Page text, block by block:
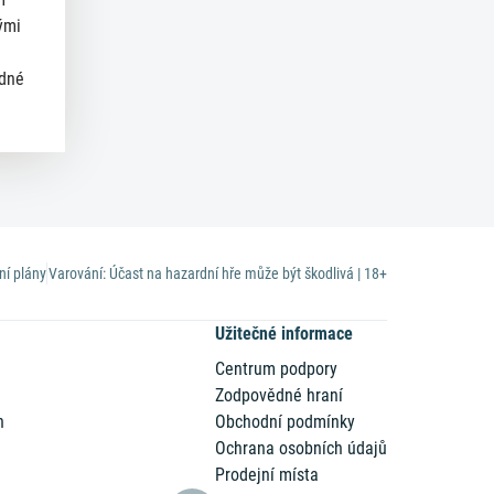
plányVarování: Účast na hazardní hře může být škodlivá | 18+
Užitečné informace
Centrum podpory
Zodpovědné hraní
Obchodní podmínky
Ochrana osobních údajů
Prodejní místa